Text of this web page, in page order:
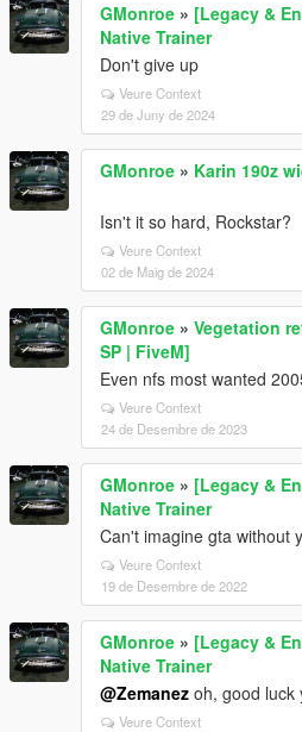
GMonroe » [Legacy &
Native Trainer
Don't give up
Veure Context
29 de Juny de 2024
GMonroe » Karin 190z
Isn't it so hard, Rockstar?
Veure Context
02 de Maig de 2024
GMonroe » Vegetation
SP | FiveM]
Even nfs most wanted
Veure Context
24 de Desembre de 2023
GMonroe » [Legacy &
Native Trainer
Can't imagine gta without
Veure Context
19 de Desembre de 2022
GMonroe » [Legacy &
Native Trainer
@Zemanez oh, good luck
Veure Context